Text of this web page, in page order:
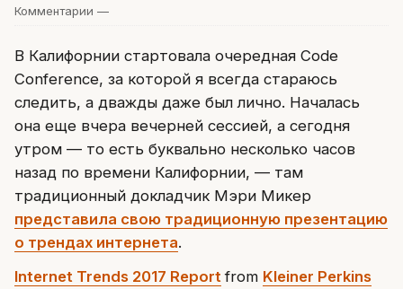
Комментарии —
В Калифорнии стартовала очередная Code
Conference, за которой я всегда стараюсь
следить, а дважды даже был лично. Началась
она еще вчера вечерней сессией, а сегодня
утром — то есть буквально несколько часов
назад по времени Калифорнии, — там
традиционный докладчик Мэри Микер
представила свою традиционную презентацию
о трендах интернета.
Internet Trends 2017 Report from Kleiner Perkins